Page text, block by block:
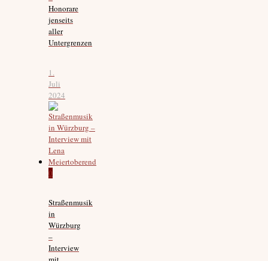
Honorare
jenseits
aller
Untergrenzen
1.
Juli
2024
0
Straßenmusik
in
Würzburg
–
Interview